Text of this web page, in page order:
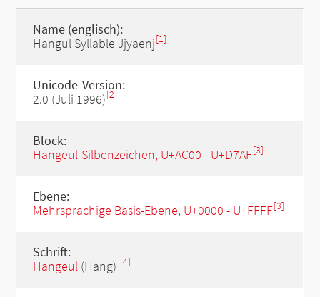
Name (englisch):
Hangul Syllable Jjyaenj[1]
Unicode-Version:
2.0 (Juli 1996)[2]
Block:
Hangeul-Silbenzeichen, U+AC00 - U+D7AF[3]
Ebene:
Mehrsprachige Basis-Ebene, U+0000 - U+FFFF[3]
Schrift:
Hangeul(Hang) [4]